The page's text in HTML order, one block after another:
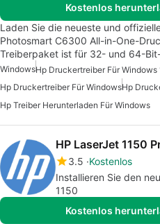
Kostenlos
Laden Sie die neueste und
Photosmart C6300 All-in-One-
Treiberpaket ist für 32- und 64-
WindowsHp Druckertreiber Für Windows
Hp Druckertreiber Für WindowsHp
Hp Treiber Herunterladen Für Windows
HP LaserJet 1150
3.5 Kostenlos
Installieren Sie den
1150
Kostenlos